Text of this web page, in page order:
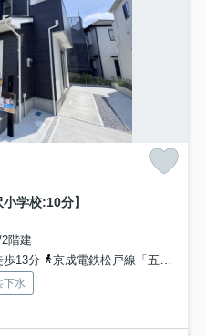
学校:10分】
階建
歩13分
京成電鉄松戸線「五香」駅 徒歩30分
下水